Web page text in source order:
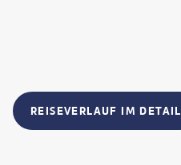
REISEVERLAUF IM DETAIL